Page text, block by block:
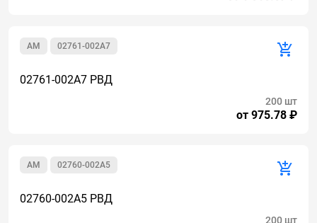
02761-002A7
AM
02761-002A7 РВД
от 975.78 ₽
200 шт
02760-002A5
AM
02760-002A5 РВД
200 шт